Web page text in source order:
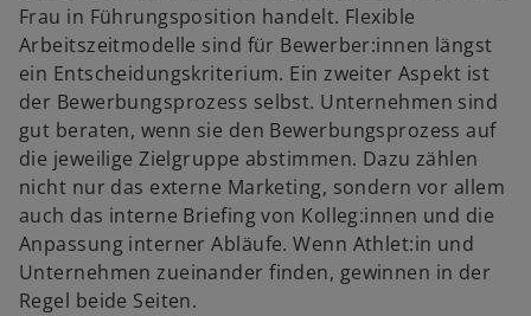
Frau in Führungsposition handelt. Flexible
Arbeitszeitmodelle sind für Bewerber:innen längst
ein Entscheidungskriterium. Ein zweiter Aspekt ist
der Bewerbungsprozess selbst. Unternehmen sind
gut beraten, wenn sie den Bewerbungsprozess auf
die jeweilige Zielgruppe abstimmen. Dazu zählen
nicht nur das externe Marketing, sondern vor allem
auch das interne Briefing von Kolleg:innen und die
Anpassung interner Abläufe. Wenn Athlet:in und
Unternehmen zueinander finden, gewinnen in der
Regel beide Seiten.